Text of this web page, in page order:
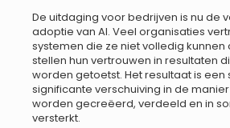
De uitdaging voor bedrijven is nu de
adoptie van AI. Veel organisaties
systemen die ze niet volledig kunnen
stellen hun vertrouwen in resultaten
worden getoetst. Het resultaat is
significante verschuiving in de
worden gecreëerd, verdeeld en in
versterkt.